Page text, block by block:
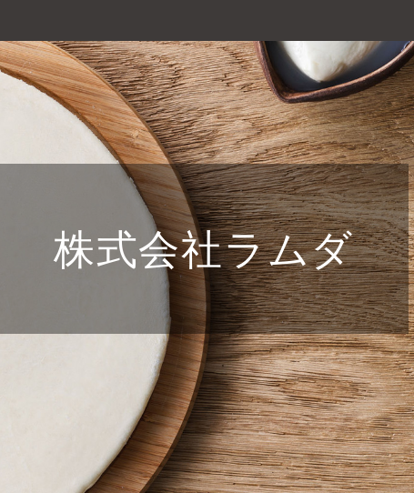
株式会社ラムダ